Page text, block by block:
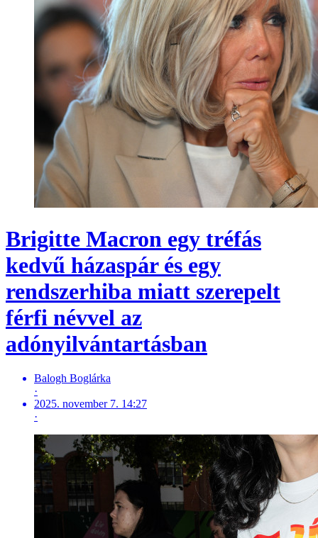
Brigitte Macron egy tréfás
kedvű házaspár és egy
rendszerhiba miatt szerepelt
férfi névvel az
adónyilvántartásban
Balogh Boglárka
·
2025. november 7. 14:27
·